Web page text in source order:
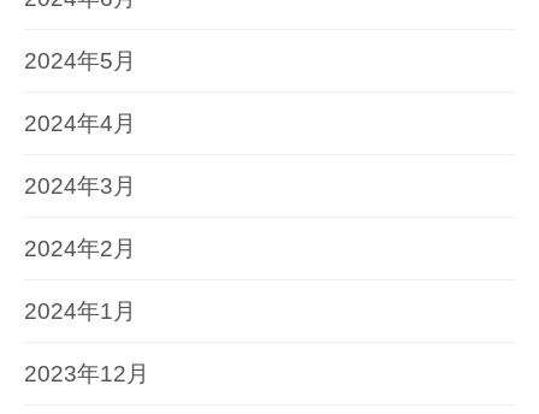
2024年5月
2024年4月
2024年3月
2024年2月
2024年1月
2023年12月